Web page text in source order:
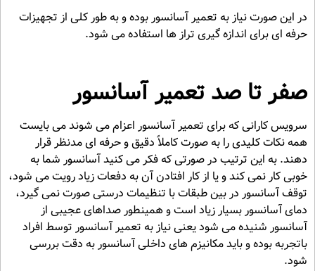
در این صورت نیاز به تعمیر آسانسور بوده و به طور کلی از تجهیزات
حرفه ای برای اندازه گیری تراز ها استفاده می شود.
صفر تا صد تعمیر آسانسور
سرویس کارانی که برای تعمیر آسانسور اعزام می شوند می بایست
همه نکات کلیدی را به صورت کاملاً دقیق و حرفه ای مدنظر قرار
دهند. به این ترتیب در صورتی که فکر می کنید آسانسور شما به
خوبی کار نمی کند و یا از کار افتادن آن به دفعات زیاد رویت می شود،
توقف آسانسور در بین طبقات با تنظیمات درستی صورت نمی گیرد،
دمای آسانسور بسیار زیاد است و همینطور صداهای عجیبی از
آسانسور شنیده می شود یعنی نیاز به تعمیر آسانسور توسط افراد
باتجربه بوده و باید مکانیزم های داخلی آسانسور به دقت بررسی
شود.